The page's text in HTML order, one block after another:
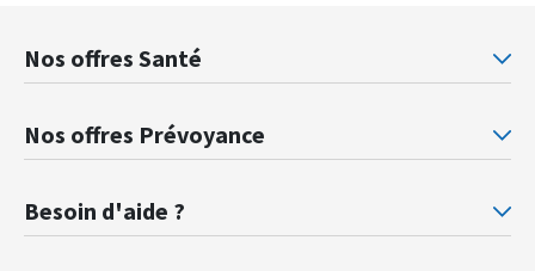
Nos offres Santé
Mutuelle santé Retraités justice
Nos offres Prévoyance
Besoin d'aide ?